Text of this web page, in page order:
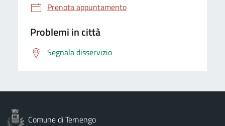
Prenota appuntamento
Problemi in città
Segnala disservizio
Comune di Ternengo